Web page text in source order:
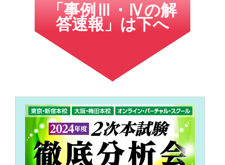
「事例Ⅲ・Ⅳの解
答速報」は下へ